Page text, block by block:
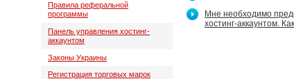
Мне необходимо
хостинг-аккаунтом.
Правила реферальной
программы
Панель управления хостинг-
аккаунтом
Законы Украины
Регистрация торговых марок